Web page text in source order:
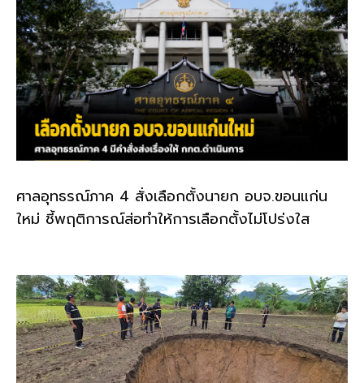
ศาลอุทธรณ์ภาค 4 สั่งเลือกตั้งนายก อบจ.ขอนแก่น
ใหม่ ชี้พฤติการณ์ส่อทำให้การเลือกตั้งไม่โปร่งใส